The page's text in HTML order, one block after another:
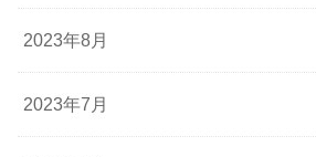
2023年8月
2023年7月